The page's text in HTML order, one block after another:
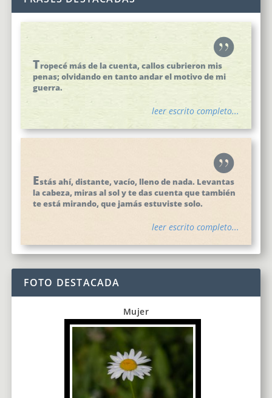
Tropecé más de la cuenta, callos cubrieron mis
penas; olvidando en tanto andar el motivo de mi
guerra.
leer escrito completo...
Estás ahí, distante, vacío, lleno de nada. Levantas
la cabeza, miras al sol y te das cuenta que también
te está mirando, que jamás estuviste solo.
leer escrito completo...
FOTO DESTACADA
Mujer